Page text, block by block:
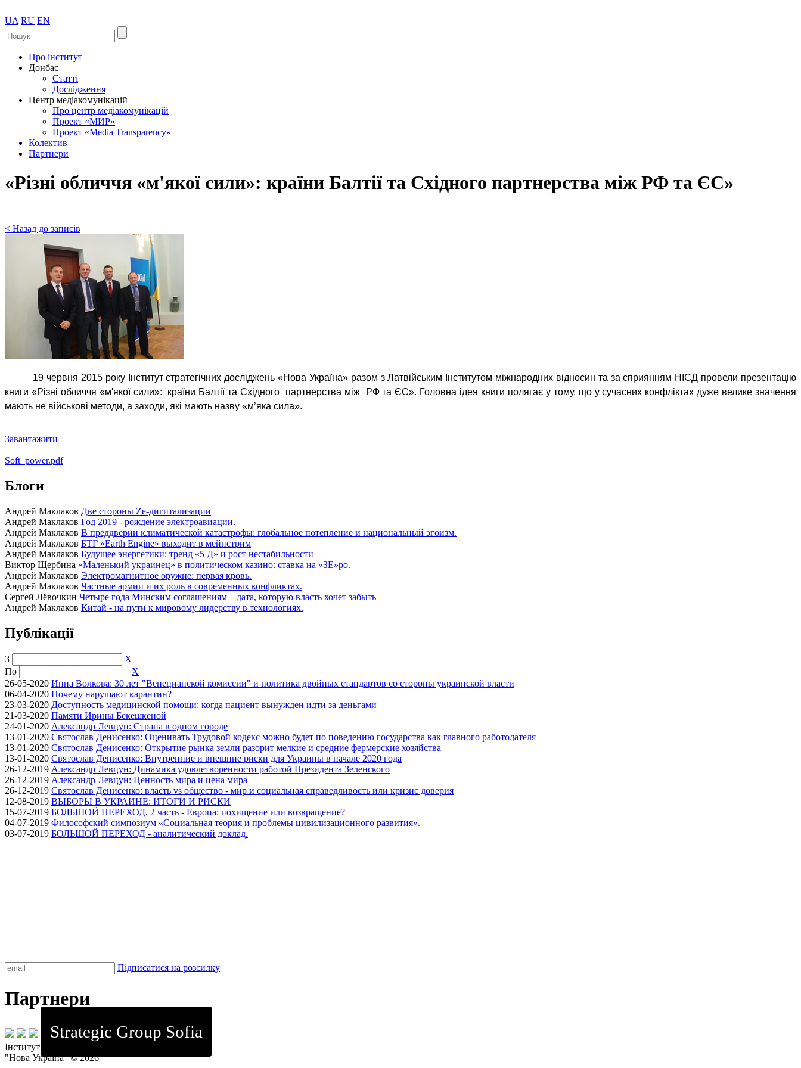
UA RU EN
Про інститут
Донбас
Статті
Дослідження
Центр медіакомунікацій
Про центр медіакомунікацій
Проект «МИР»
Проект «Media Transparency»
Колектив
Партнери
«Різні обличчя «м'якої сили»: країни Балтії та Східного партнерства між РФ та ЄС»
< Назад до записів
19 червня 2015 року Інститут стратегічних досліджень «Нова Україна» разом з Латвійським Інститутом міжнародних відносин та за сприянням НІСД провели презентацію
книги «Різні обличчя «м'якої сили»:
країни Балтії та Східного партнерства між
РФ та ЄС». Головна ідея книги полягає у тому, що у сучасних конфліктах дуже велике значення
мають не військові методи, а заходи, які мають назву «м’яка сила».
Завантажити
Soft_power.pdf
Блоги
Андрей Маклаков Две стороны Ze-дигитализации
Андрей Маклаков Год 2019 - рождение электроавиации.
Андрей Маклаков В преддверии климатической катастрофы: глобальное потепление и национальный эгоизм.
Андрей Маклаков БТГ «Earth Engine» выходит в мейнстрим
Андрей Маклаков Будущее энергетики: тренд «5 Д» и рост нестабильности
Виктор Щербина «Маленький украинец» в политическом казино: ставка на «ЗЕ»ро.
Андрей Маклаков Электромагнитное оружие: первая кровь.
Андрей Маклаков Частные армии и их роль в современных конфликтах.
Сергей Лёвочкин Четыре года Минским соглашениям – дата, которую власть хочет забыть
Андрей Маклаков Китай - на пути к мировому лидерству в технологиях.
Публікації
З
X
По
X
26-05-2020 Инна Волкова: 30 лет "Венецианской комиссии" и политика двойных стандартов со стороны украинской власти
06-04-2020 Почему нарушают карантин?
23-03-2020 Доступность медицинской помощи: когда пациент вынужден идти за деньгами
21-03-2020 Памяти Ирины Бекешкеной
24-01-2020 Александр Левцун: Страна в одном городе
13-01-2020 Святослав Денисенко: Оценивать Трудовой кодекс можно будет по поведению государства как главного работодателя
13-01-2020 Святослав Денисенко: Открытие рынка земли разорит мелкие и средние фермерские хозяйства
13-01-2020 Святослав Денисенко: Внутренние и внешние риски для Украины в начале 2020 года
26-12-2019 Александр Левцун: Динамика удовлетворенности работой Президента Зеленского
26-12-2019 Александр Левцун: Ценность мира и цена мира
26-12-2019 Святослав Денисенко: власть vs общество - мир и социальная справедливость или кризис доверия
12-08-2019 ВЫБОРЫ В УКРАИНЕ: ИТОГИ И РИСКИ
15-07-2019 БОЛЬШОЙ ПЕРЕХОД. 2 часть - Европа: похищение или возвращение?
04-07-2019 Философский симпозиум «Социальная теория и проблемы цивилизационного развития».
03-07-2019 БОЛЬШОЙ ПЕРЕХОД - аналитический доклад.
Підписатися на розсилку
Партнери
Strategic Group Sofia
Інститут стратегічних досліджень
"Нова Україна" © 2026